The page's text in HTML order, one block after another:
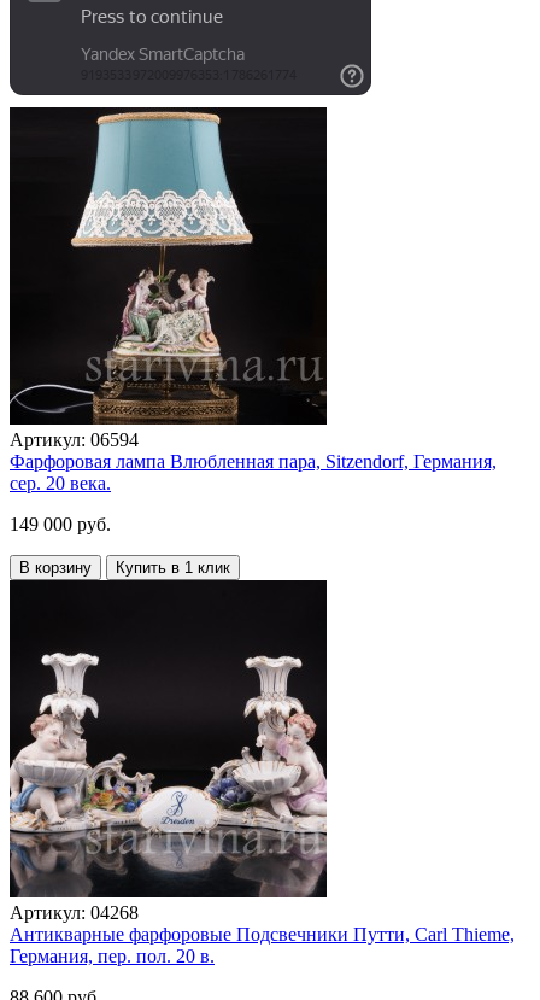
Артикул: 06594
Фарфоровая лампа Влюбленная пара, Sitzendorf, Германия,
сер. 20 века.
149 000 руб.
В корзину Купить в 1 клик
Артикул: 04268
Антикварные фарфоровые Подсвечники Путти, Carl Thieme,
Германия, пер. пол. 20 в.